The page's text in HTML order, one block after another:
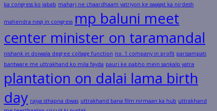
ka congress ko jabab maharj ne chaardhaam yatriyon ke swagat ka nirdesh
mahendra negi in congress mp baluni meet
center minister on taramandal
nishank in doiwala degree collage function no. 1 company in profit parisampati
bantware me uttrakhand ko mila fayda pauri ke pabho mein sankalp yatra
plantation on dalai lama birth
day rajya sthapna diwas uttrakhand bana film nirmaan ka hub uttrakhand